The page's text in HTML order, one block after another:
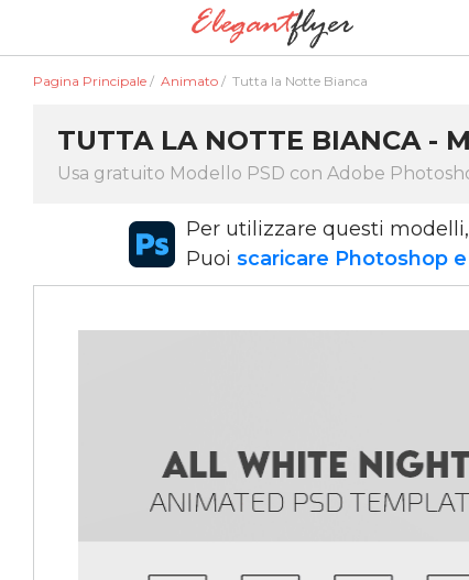
Pagina Principale / Animato / Tutta la Notte Bianca
TUTTA LA NOTTE BIANCA -
Usa gratuito Modello PSD con Adobe
Per utilizzare questi
Puoi scaricare Photoshop